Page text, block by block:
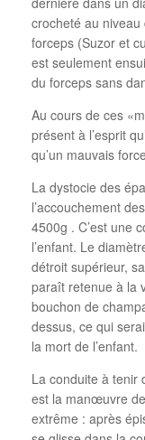
crocheté au niveau
forceps (Suzor et
est seulement
du forceps sans
Au cours de ces
présent à l’esprit
qu’un mauvais
La dystocie des
l’accouchement
4500g . C’est une
l’enfant. Le
détroit supérieur,
paraît retenue à la
bouchon de
dessus, ce qui
la mort de l’enfant.
La conduite à tenir
est la manœuvre
extrême : après